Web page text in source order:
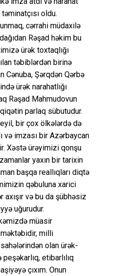
oldu.
cərrahi müdaxilə
Rəşad həkim bu
ürək toxtaqlığı
təbiblərdən birinə
Cənuba, Şərqdən Qərbə
ürək narahatlığı
Rəşad Mahmudovun
parlaq sübutudur.
bir çox ölkələrdə də
və imzası bir Azərbaycan
Xəstə ürəyimizi qonşu
yaxın bir tarixin
başqa reallıqları diqtə
qəbuluna xarici
və bu da şübhəsiz
uğurudur.
müasir
məktəbidir, milli
olan ürək-
etibarlılıq
çıxım. Onun